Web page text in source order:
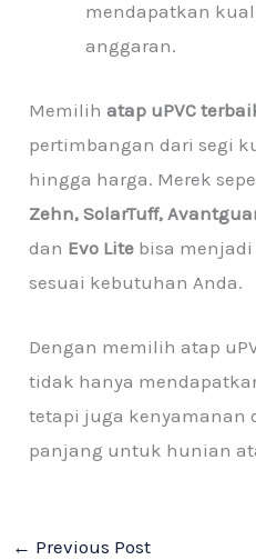
mendapatkan
anggaran.
Memilihatap uPVC
pertimbangan dari segi
hingga harga. Merek
Zehn, SolarTuff,
dan Evo Lite bisa
sesuai kebutuhan Anda.
Dengan memilih atap
tidak hanya
tetapi juga kenyamanan
panjang untuk hunian
← Previous Post